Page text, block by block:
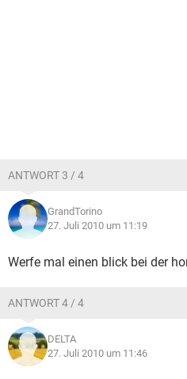
ANTWORT 3 / 4
GrandTorino
27. Juli 2010 um 11:19
Werfe mal einen blick bei der
ANTWORT 4 / 4
DELTA
27. Juli 2010 um 11:46